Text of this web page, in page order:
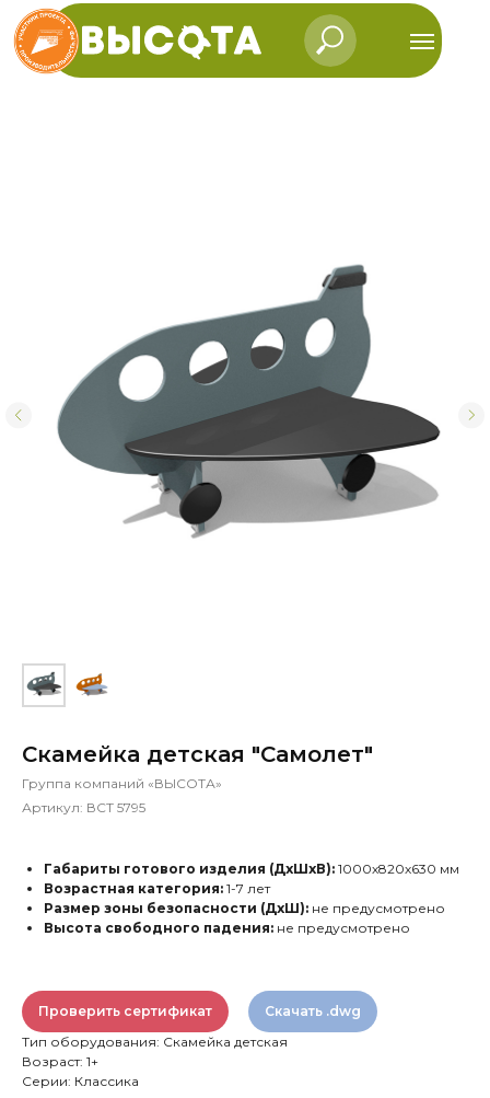
Скамейка детская "Самолет"
Группа компаний «ВЫСОТА»
Артикул: ВСТ 5795
Габариты готового изделия (ДхШхВ): 1000х820х630 мм
Возрастная категория: 1-7 лет
Размер зоны безопасности (ДхШ): не предусмотрено
Высота свободного падения: не предусмотрено
Проверить сертификат
Скачать .dwg
Тип оборудования: Скамейка детская
Возраст: 1+
Серии: Классика